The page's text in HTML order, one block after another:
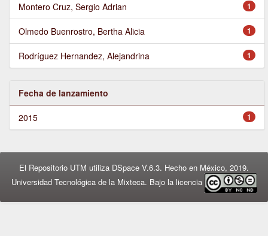
1
Montero Cruz, Sergio Adrian
1
Olmedo Buenrostro, Bertha Alicia
1
Rodríguez Hernandez, Alejandrina
Fecha de lanzamiento
1
2015
El Repositorio UTM utiliza DSpace V.6.3. Hecho en México, 2019.
Universidad Tecnológica de la Mixteca. Bajo la licencia